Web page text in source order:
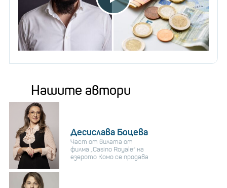
Нашите автори
Десислава Боцева
Част от вилата от
филма „Casino Royale“ на
езерото Комо се продава